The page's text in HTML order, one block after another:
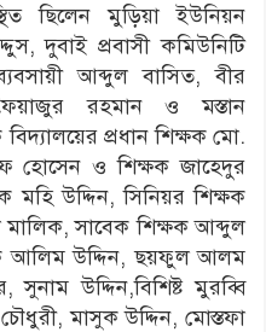
ছিলেন মুড়িয়া ইউনিয়ন
দুবাই প্রবাসী কমিউনিটি
আব্দুল বাসিত, বীর
রহমান ও মস্তান
প্রধান শিক্ষক মো.
হোসেন ও শিক্ষক জাহেদুর
মহি উদ্দিন, সিনিয়র শিক্ষক
সাবেক শিক্ষক আব্দুল
আলিম উদ্দিন, ছয়ফুল আলম
উদ্দিন,বিশিষ্ট মুরব্বি
মাসুক উদ্দিন, মোস্তফা